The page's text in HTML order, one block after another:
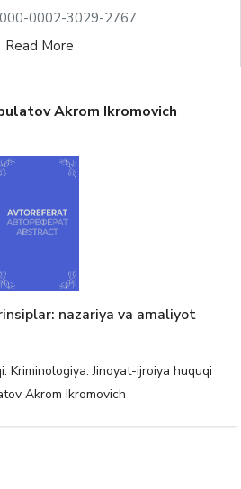
0002-3029-2767
Read More
Akrom Ikromovich
nazariya va amaliyot
Kriminologiya. Jinoyat-ijroiya huquqi
Akrom Ikromovich